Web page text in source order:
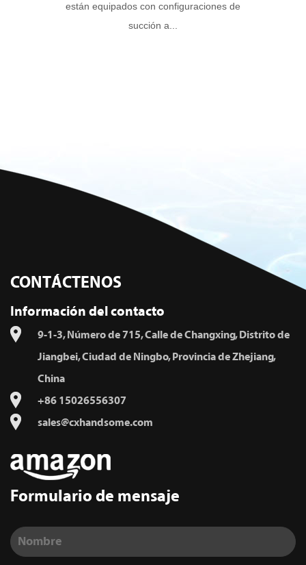
están equipados con configuraciones de
succión a...
CONTÁCTENOS
Información del contacto
9-1-3, Número de 715, Calle de Changxing, Distrito de
Jiangbei, Ciudad de Ningbo, Provincia de Zhejiang,
China
+86 15026556307
sales@cxhandsome.com
Formulario de mensaje